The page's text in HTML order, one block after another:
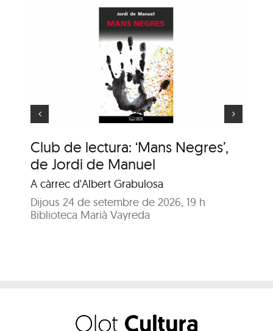
Club de lectura: ‘Mans Negres’,
de Jordi de Manuel
A càrrec d'Albert Grabulosa
Dijous 24 de setembre de 2026, 19 h
Biblioteca Marià Vayreda
Hora del conte: Deu
princesetes